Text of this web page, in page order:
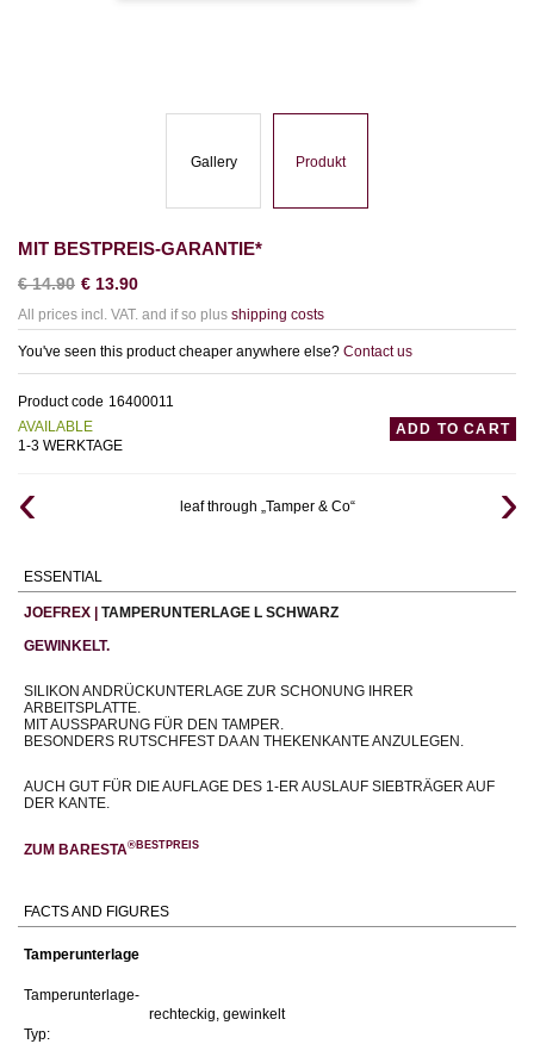
Gallery Produkt
MIT BESTPREIS-GARANTIE*
€14.90 € 13.90
All prices incl. VAT. and if so plus shipping costs
You've seen this product cheaper anywhere else? Contact us
Product code 16400011
AVAILABLE
1-3 WERKTAGE
ADD TO CART
leaf through „Tamper & Co“
ESSENTIAL
JOEFREX | TAMPERUNTERLAGE L SCHWARZ
GEWINKELT.
SILIKON ANDRÜCKUNTERLAGE ZUR SCHONUNG IHRER
ARBEITSPLATTE.
MIT AUSSPARUNG FÜR DEN TAMPER.
BESONDERS RUTSCHFEST DA AN THEKENKANTE ANZULEGEN.
AUCH GUT FÜR DIE AUFLAGE DES 1-ER AUSLAUF SIEBTRÄGER AUF
DER KANTE.
ZUM BARESTA®BESTPREIS
FACTS AND FIGURES
Tamperunterlage
Tamperunterlage-
Typ:
rechteckig, gewinkelt